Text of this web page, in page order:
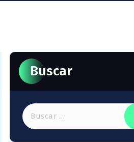
Buscar
Buscar: